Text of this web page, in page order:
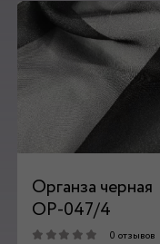
Органза черная
ОР-047/4
0 отзывов